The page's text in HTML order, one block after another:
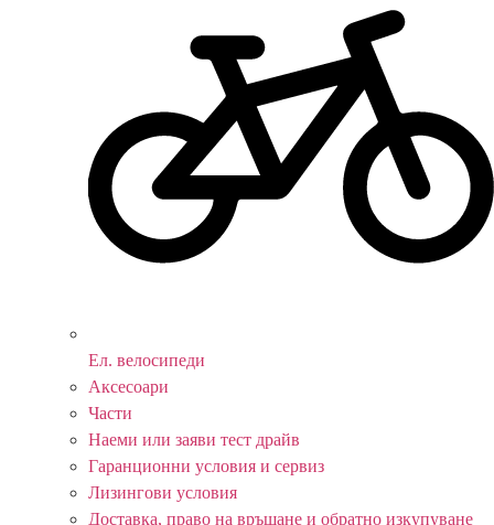
Ел. велосипеди
Аксесоари
Части
Наеми или заяви тест драйв
Гаранционни условия и сервиз
Лизингови условия
Доставка, право на връщане и обратно изкупуване